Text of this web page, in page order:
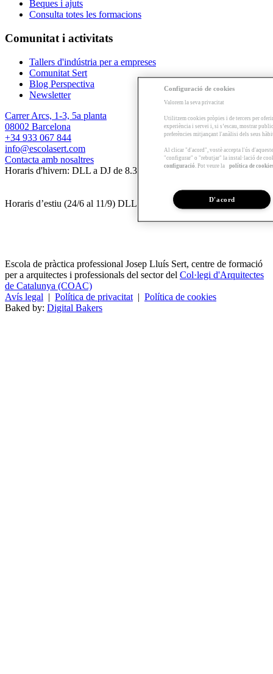
Beques i ajuts
Consulta totes les formacions
Comunitat i activitats
Tallers d'indústria per a empreses
Comunitat Sert
Blog Perspectiva
Newsletter
Carrer Arcs, 1-3, 5a planta
08002 Barcelona
+34 933 067 844
info@escolasert.com
Contacta amb nosaltres
Horaris d'hivern: DLL a DJ de 8.30 a 16.30 h / DV de 8.30 a 14 h.
Horaris d’estiu (24/6 al 11/9) DLL a DV de 8.30 a 14 h.
Escola de pràctica professional Josep Lluís Sert, centre de formació
per a arquitectes i professionals del sector del Col·legi d'Arquitectes
de Catalunya (COAC)
Avís legal | Política de privacitat | Política de cookies
Baked by: Digital Bakers
Configuració de cookies
Valorem la seva privacitat
Utilitzem cookies pròpies i de tercers per
experiència i servei i, si s’escau, mostrar
preferències mitjançant l'anàlisi dels seus
Al clicar "d'acord", vostè accepta l'ús
"configurar" o "rebutjar" la instal·lació de
configuració . Pot veure la política de
D'acord